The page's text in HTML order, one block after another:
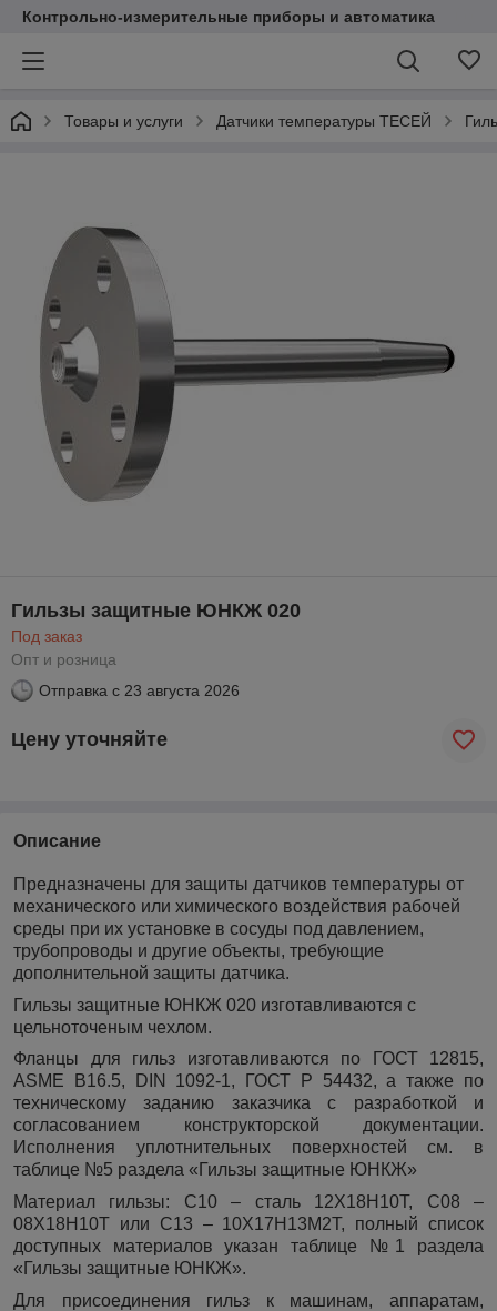
Контрольно-измерительные приборы и автоматика
Товары и услуги Датчики температуры ТЕСЕЙ
Гильзы защитные ЮНКЖ 020
Под заказ
Опт и розница
Отправка с 23 августа 2026
Цену уточняйте
Описание
Предназначены для защиты датчиков температуры от
механического или химического воздействия рабочей
среды при их установке в сосуды под давлением,
трубопроводы и другие объекты, требующие
дополнительной защиты датчика.
Гильзы защитные ЮНКЖ 020 изготавливаются с
цельноточеным чехлом.
Фланцы для гильз изготавливаются по ГОСТ 12815,
ASME
B16.5, DIN
1092-1, ГОСТ Р 54432, а также по
техническому заданию заказчика с разработкой и
согласованием конструкторской документации.
Исполнения уплотнительных поверхностей см. в
таблице №5 раздела «Гильзы защитные ЮНКЖ»
Материал гильзы: С10 – сталь 12Х18Н10Т, С08 –
08Х18Н10Т или С13 – 10Х17Н13М2Т, полный список
доступных материалов указан таблице №1 раздела
«Гильзы защитные ЮНКЖ».
Для присоединения гильз к машинам, аппаратам,